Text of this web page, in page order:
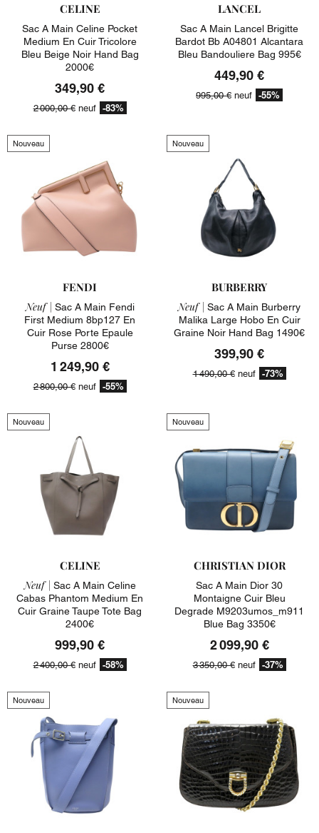
CELINE
Sac A Main Celine Pocket
Medium En Cuir Tricolore
Bleu Beige Noir Hand Bag
2000€
349,90 €
2 000,00 €neuf -83%
LANCEL
Sac A Main Lancel Brigitte
Bardot Bb A04801 Alcantara
Bleu Bandouliere Bag 995€
449,90 €
995,00 € neuf -55%
Nouveau
FENDI
Neuf | Sac A Main Fendi
First Medium 8bp127 En
Cuir Rose Porte Epaule
Purse 2800€
1 249,90 €
2 800,00 €neuf -55%
Nouveau
BURBERRY
Neuf | Sac A Main Burberry
Malika Large Hobo En Cuir
Graine Noir Hand Bag 1490€
399,90 €
1 490,00 €neuf -73%
Nouveau
CELINE
Neuf | Sac A Main Celine
Cabas Phantom Medium En
Cuir Graine Taupe Tote Bag
2400€
999,90 €
2 400,00 €neuf -58%
Nouveau
CHRISTIAN DIOR
Sac A Main Dior 30
Montaigne Cuir Bleu
Degrade M9203umos_m911
Blue Bag 3350€
2 099,90 €
3 350,00 €neuf -37%
Nouveau Nouveau